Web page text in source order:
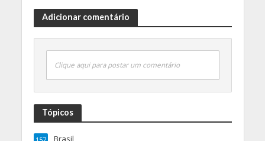
Adicionar comentário
Clique aqui para postar um comentário
Tópicos
Brasil